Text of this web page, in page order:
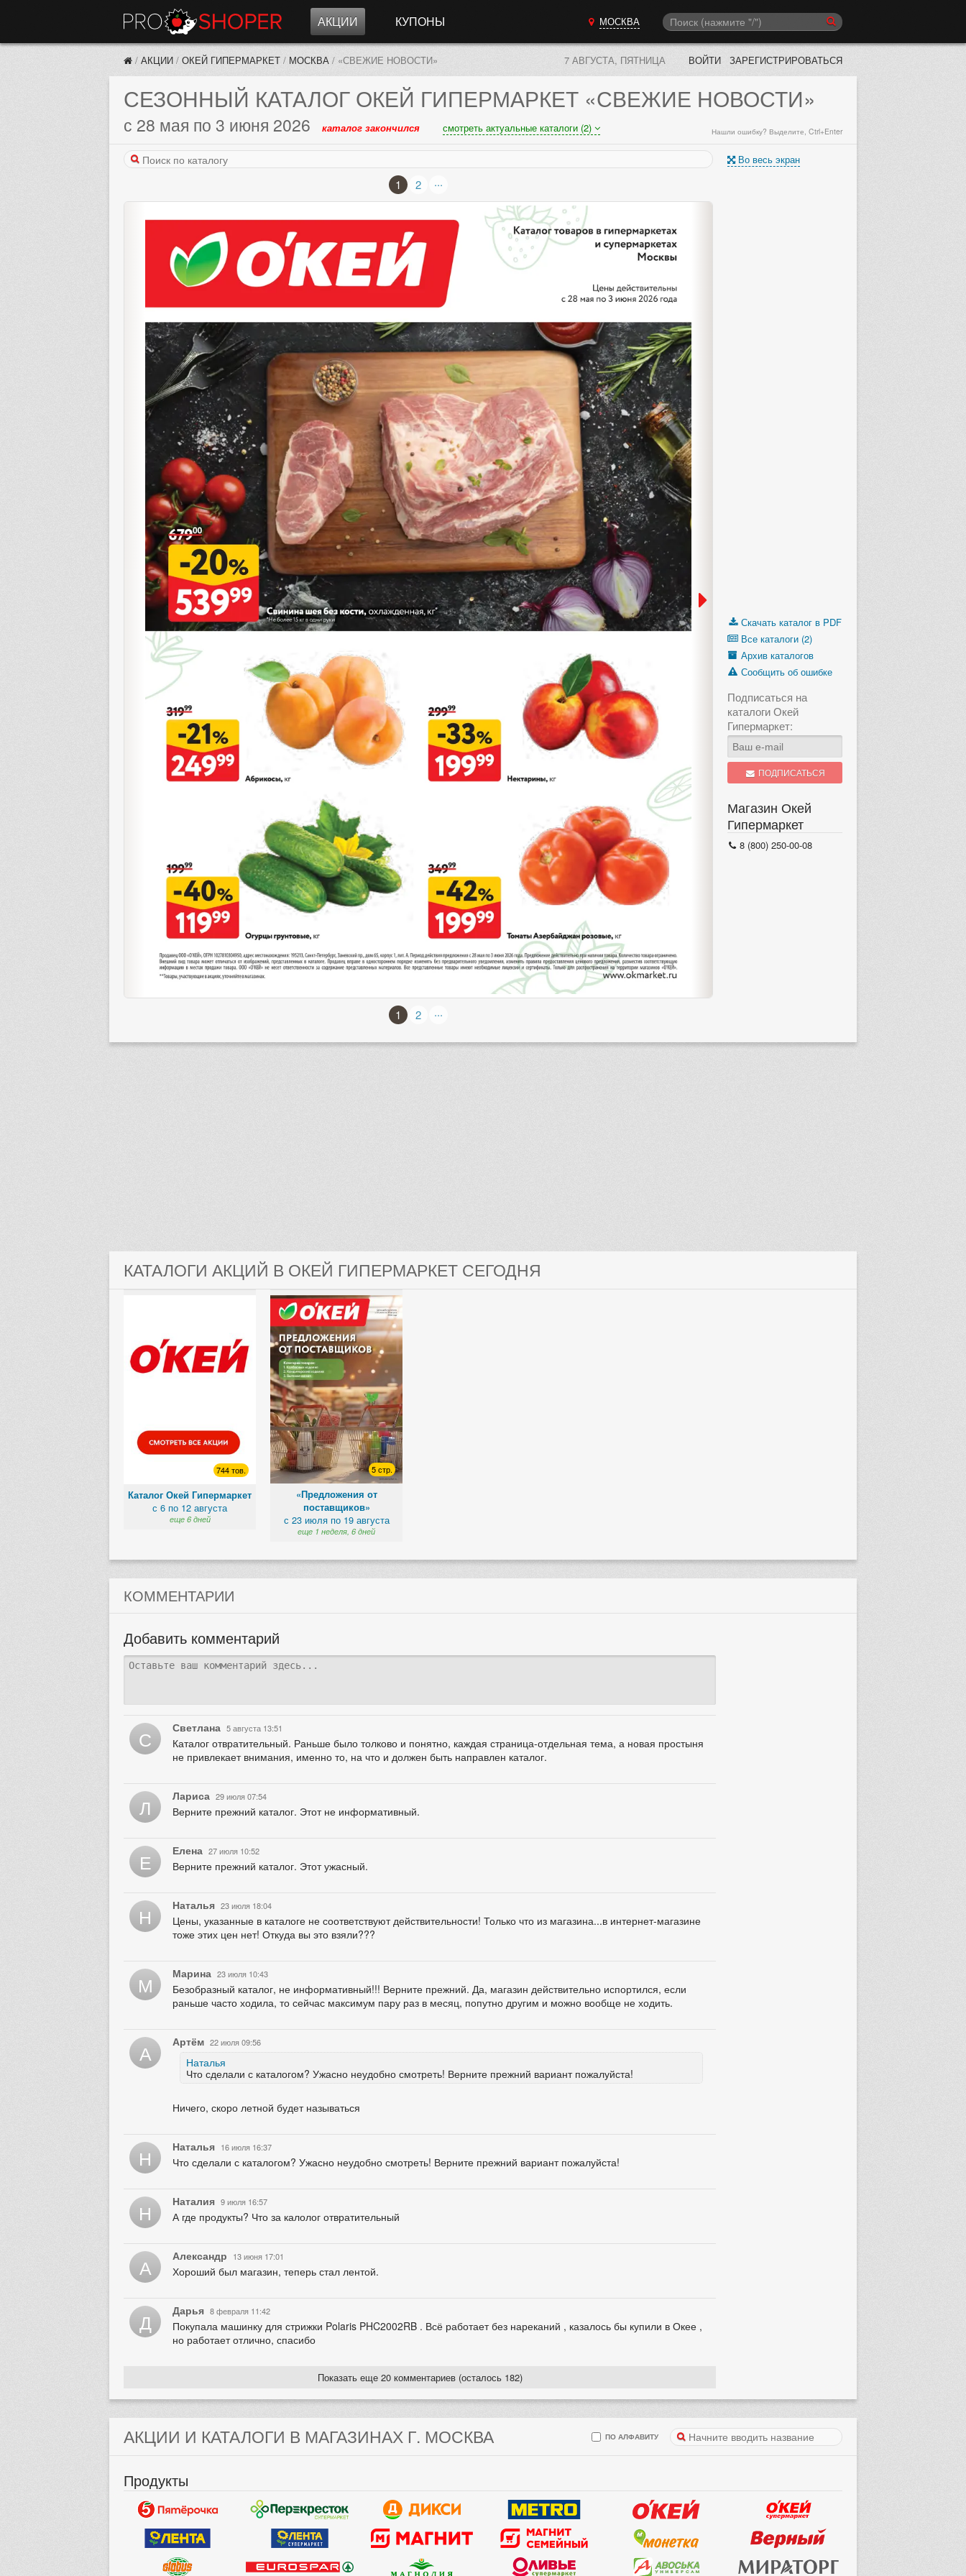
АКЦИИ КУПОНЫ МОСКВА
/ АКЦИИ / ОКЕЙ ГИПЕРМАРКЕТ / МОСКВА / «СВЕЖИЕ НОВОСТИ» 7 АВГУСТА, ПЯТНИЦА ВОЙТИ ЗАРЕГИСТРИРОВАТЬСЯ
СЕЗОННЫЙ КАТАЛОГ ОКЕЙ ГИПЕРМАРКЕТ «СВЕЖИЕ НОВОСТИ»
с 28 мая по 3 июня 2026 каталог закончился смотреть актуальные каталоги (2) Нашли ошибку? Выделите, Ctrl+Enter
Во весь экран
1 2 ...
1 2 ...
Скачать каталог в PDF
Все каталоги (2)
Архив каталогов
Сообщить об ошибке
Подписаться на
каталоги Окей
Гипермаркет:
ПОДПИСАТЬСЯ
Магазин Окей
Гипермаркет
8 (800) 250-00-08
КАТАЛОГИ АКЦИЙ В ОКЕЙ ГИПЕРМАРКЕТ СЕГОДНЯ
744 тов.
Каталог Окей Гипермаркет
с 6 по 12 августа
еще 6 дней
5 стр.
«Предложения от
поставщиков»
с 23 июля по 19 августа
еще 1 неделя, 6 дней
КОММЕНТАРИИ
Добавить комментарий
С Светлана 5 августа 13:51
Каталог отвратительный. Раньше было толково и понятно, каждая страница-отдельная тема, а новая простыня
не привлекает внимания, именно то, на что и должен быть направлен каталог.
Л Лариса 29 июля 07:54
Верните прежний каталог. Этот не информативный.
Е Елена 27 июля 10:52
Верните прежний каталог. Этот ужасный.
Н Наталья 23 июля 18:04
Цены, указанные в каталоге не соответствуют действительности! Только что из магазина...в интернет-магазине
тоже этих цен нет! Откуда вы это взяли???
М Марина 23 июля 10:43
Безобразный каталог, не информативный!!! Верните прежний. Да, магазин действительно испортился, если
раньше часто ходила, то сейчас максимум пару раз в месяц, попутно другим и можно вообще не ходить.
А Артём 22 июля 09:56
Наталья
Что сделали с каталогом? Ужасно неудобно смотреть! Верните прежний вариант пожалуйста!
Ничего, скоро летной будет называться
Н Наталья 16 июля 16:37
Что сделали с каталогом? Ужасно неудобно смотреть! Верните прежний вариант пожалуйста!
Н Наталия 9 июля 16:57
А где продукты? Что за калолог отвратительный
А Александр 13 июня 17:01
Хороший был магазин, теперь стал лентой.
Д Дарья 8 февраля 11:42
Покупала машинку для стрижки Polaris PHC2002RB . Всё работает без нареканий , казалось бы купили в Окее ,
но работает отлично, спасибо
Показать еще 20 комментариев (осталось 182)
АКЦИИ И КАТАЛОГИ В МАГАЗИНАХ Г. МОСКВА ПО АЛФАВИТУ
Продукты